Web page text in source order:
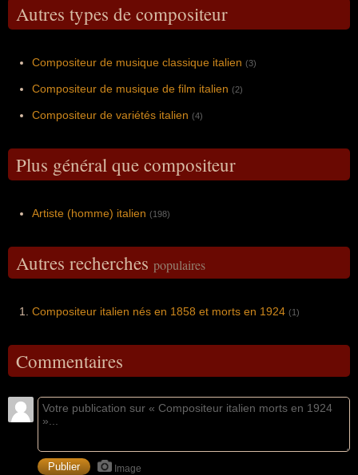
Autres types de compositeur
Compositeur de musique classique italien (3)
Compositeur de musique de film italien (2)
Compositeur de variétés italien (4)
Plus général que compositeur
Artiste (homme) italien (198)
Autres recherches populaires
Compositeur italien nés en 1858 et morts en 1924 (1)
Commentaires
Image